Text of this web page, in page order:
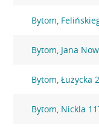
Bytom,
Bytom, Jana
Bytom, Łużycka
Bytom, Nickla